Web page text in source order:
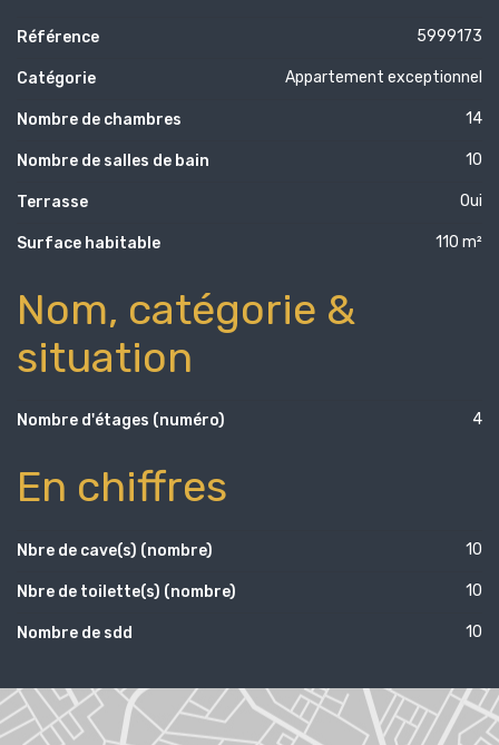
Référence 5999173
Catégorie Appartement exceptionnel
Nombre de chambres 14
Nombre de salles de bain 10
Terrasse Oui
Surface habitable 110 m²
Nom, catégorie &
situation
Nombre d'étages (numéro) 4
En chiffres
Nbre de cave(s) (nombre) 10
Nbre de toilette(s) (nombre) 10
Nombre de sdd 10